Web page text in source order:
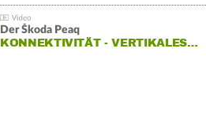
Der Škoda Peaq
KONNEKTIVITÄT - VERTIKALES…